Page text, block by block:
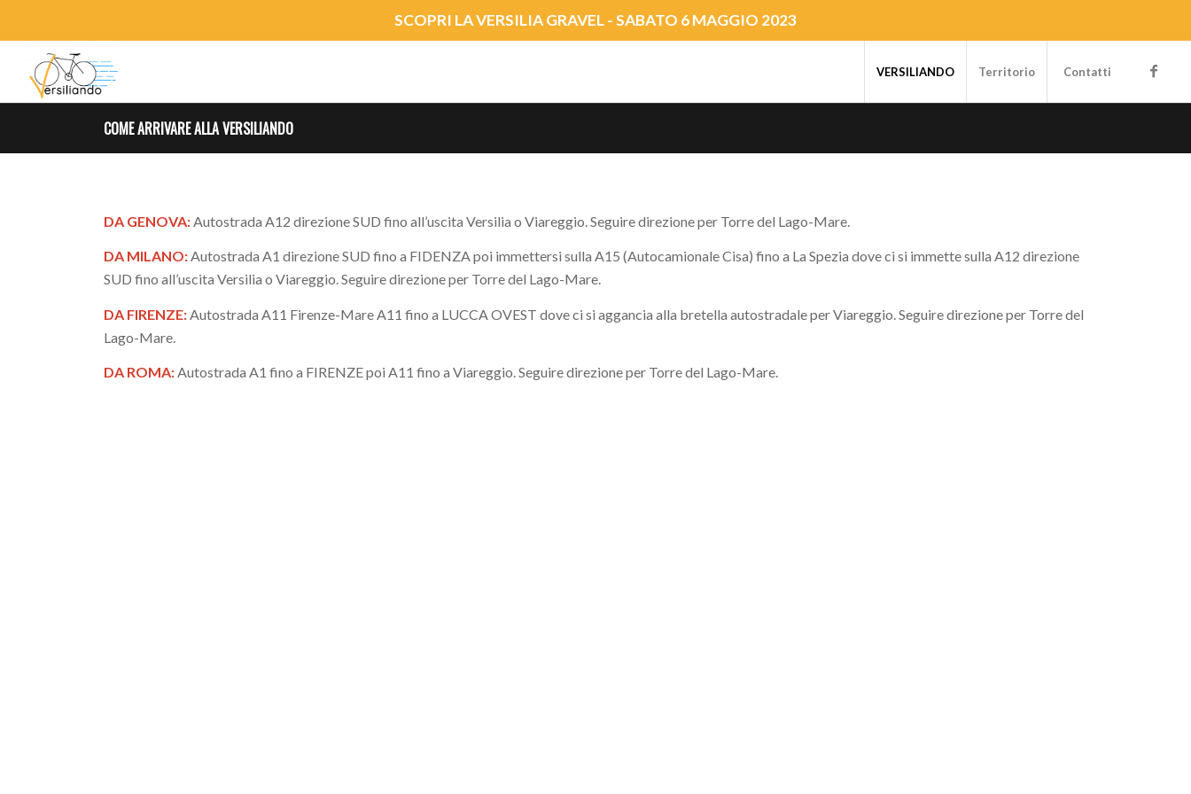
SCOPRI LA VERSILIA GRAVEL - SABATO 6 MAGGIO 2023
VERSILIANDO Territorio Contatti
COME ARRIVARE ALLA VERSILIANDO
DA GENOVA: Autostrada A12 direzione SUD fino all’uscita Versilia o Viareggio. Seguire direzione per Torre del Lago-Mare.
DA MILANO:Autostrada A1 direzione SUD fino a FIDENZA poi immettersi sulla A15 (Autocamionale Cisa) fino a La Spezia dove ci si immette sulla A12 direzione
SUD fino all’uscita Versilia o Viareggio. Seguire direzione per Torre del Lago-Mare.
DA FIRENZE: Autostrada A11 Firenze-Mare A11 fino a LUCCA OVEST dove ci si aggancia alla bretella autostradale per Viareggio. Seguire direzione per Torre del
Lago-Mare.
DA ROMA:Autostrada A1 fino a FIRENZE poi A11 fino a Viareggio. Seguire direzione per Torre del Lago-Mare.